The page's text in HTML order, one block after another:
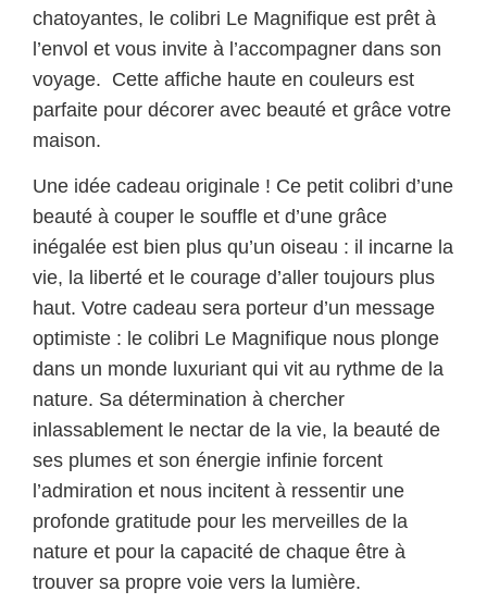
chatoyantes, le colibri Le Magnifique est prêt à
l’envol et vous invite à l’accompagner dans son
voyage. Cette affiche haute en couleurs est
parfaite pour décorer avec beauté et grâce votre
maison.
Une idée cadeau originale ! Ce petit colibri d’une
beauté à couper le souffle et d’une grâce
inégalée est bien plus qu’un oiseau : il incarne la
vie, la liberté et le courage d’aller toujours plus
haut. Votre cadeau sera porteur d’un message
optimiste : le colibri Le Magnifique nous plonge
dans un monde luxuriant qui vit au rythme de la
nature. Sa détermination à chercher
inlassablement le nectar de la vie, la beauté de
ses plumes et son énergie infinie forcent
l’admiration et nous incitent à ressentir une
profonde gratitude pour les merveilles de la
nature et pour la capacité de chaque être à
trouver sa propre voie vers la lumière.